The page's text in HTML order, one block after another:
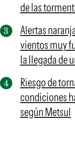
de las
Alertas
vientos muy
la llegada de
Riesgo de
condiciones
según Metsul